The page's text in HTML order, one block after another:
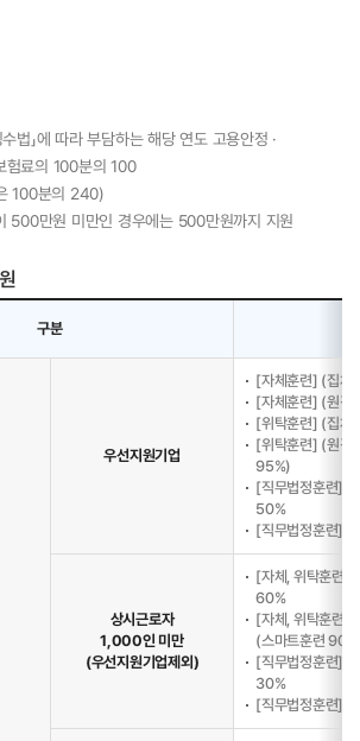
법」에 따라 부담하는 해당 연도 고용안정 ·
험료의 100분의 100
100분의 240)
500만원 미만인 경우에는 500만원까지 지원
구분
우선지원기업
[자체훈련] (집체,
[자체훈련] (원격
[위탁훈련] (집체,
[위탁훈련] (원격
95%)
[직무법정훈련] (
50%
[직무법정훈련] (
상시근로자
1,000인 미만
(우선지원기업제외)
[자체, 위탁훈련]
60%
[자체, 위탁훈련]
(스마트훈련
[직무법정훈련] (
30%
[직무법정훈련] (